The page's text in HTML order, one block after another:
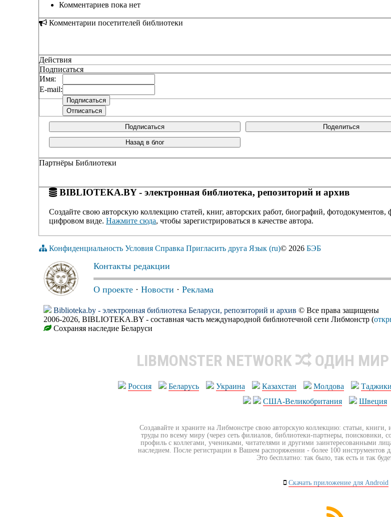
Комментариев пока нет
Комментарии посетителей библиотеки
Действия
Подписаться
Имя:
E-mail:
Подписаться Поделиться
Назад в блог
Партнёры Библиотеки
BIBLIOTEKA.BY - электронная библиотека, репозиторий и архив
Создайте свою авторскую коллекцию статей, книг, авторских работ, биографий, фотодокументов,
цифровом виде. Нажмите сюда, чтобы зарегистрироваться в качестве автора.
Конфиденциальность Условия Справка Пригласить друга Язык (ru)© 2026 БЭБ
Контакты редакции
О проекте · Новости · Реклама
Biblioteka.by - электронная библиотека Беларуси, репозиторий и архив © Все права защищены
2006-2026, BIBLIOTEKA.BY - составная часть международной библиотечной сети Либмонстр (
Сохраняя наследие Беларуси
LIBMONSTER NETWORK ОДИН МИР
Россия Беларусь Украина Казахстан Молдова
США-Великобритания
Швеция
Создавайте и храните на Либмонстре свою авторскую коллекцию: статьи,
труды по всему миру (через сеть филиалов, библиотеки-партнеры, поисковики,
профиль с коллегами, учениками, читателями и другими заинтересованными
наследием. После регистрации в Вашем распоряжении - более 100 инструментов
Это бесплатно: так было, так есть и так
Скачать приложение для Android